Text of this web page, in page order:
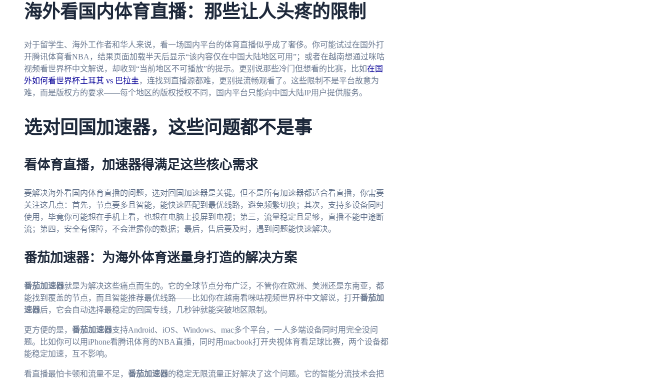
海外看国内体育直播：那些让人头疼的限制
对于留学生、海外工作者和华人来说，看一场国内平台的体育直播似乎成了奢侈。你可能试过在国外打
开腾讯体育看NBA，结果页面加载半天后显示“该内容仅在中国大陆地区可用”；或者在越南想通过咪咕
视频看世界杯中文解说，却收到“当前地区不可播放”的提示。更别说那些冷门但想看的比赛，比如在国
外如何看世界杯土耳其 vs 巴拉圭 ，连找到直播源都难，更别提流畅观看了。这些限制不是平台故意为
难，而是版权方的要求——每个地区的版权授权不同，国内平台只能向中国大陆IP用户提供服务。
选对回国加速器，这些问题都不是事
看体育直播，加速器得满足这些核心需求
要解决海外看国内体育直播的问题，选对回国加速器是关键。但不是所有加速器都适合看直播，你需要
关注这几点：首先，节点要多且智能，能快速匹配到最优线路，避免频繁切换；其次，支持多设备同时
使用，毕竟你可能想在手机上看，也想在电脑上投屏到电视；第三，流量稳定且足够，直播不能中途断
流；第四，安全有保障，不会泄露你的数据；最后，售后要及时，遇到问题能快速解决。
番茄加速器：为海外体育迷量身打造的解决方案
番茄加速器就是为解决这些痛点而生的。它的全球节点分布广泛，不管你在欧洲、美洲还是东南亚，都
能找到覆盖的节点，而且智能推荐最优线路——比如你在越南看咪咕视频世界杯中文解说，打开番茄加
速器后，它会自动选择最稳定的回国专线，几秒钟就能突破地区限制。
更方便的是， 番茄加速器支持Android、iOS、Windows、mac多个平台，一人多端设备同时用完全没问
题。比如你可以用iPhone看腾讯体育的NBA直播，同时用macbook打开央视体育看足球比赛，两个设备都
能稳定加速，互不影响。
看直播最怕卡顿和流量不足， 番茄加速器的稳定无限流量正好解决了这个问题。它的智能分流技术会把